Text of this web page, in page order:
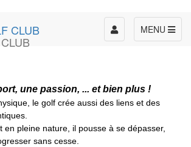
MENU
Toggle
navigation
une passion, ... etbien plus !
le golf crée aussi des liens et des
en pleine nature, il pousse à se dépasser,
sans cesse.